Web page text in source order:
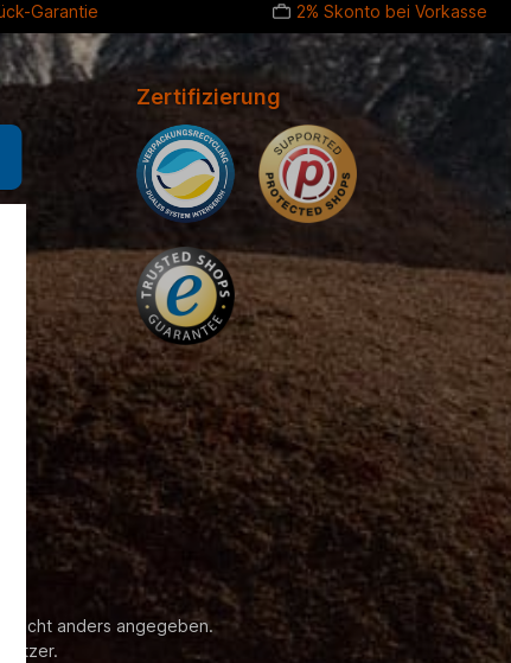
Garantie 2% Skonto bei Vorkasse
Zertifizierung
nicht anders angegeben.